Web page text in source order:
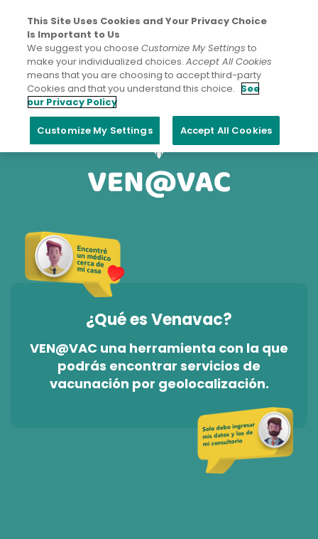
¿Qué es Venavac?
VEN@VAC una herramienta con la que
podrás encontrar servicios de
vacunación por geolocalización.
This Site Uses Cookies and Your Privacy Choice
Is Important to Us
We suggest you chooseCustomize My Settings to
make your individualized choices.Accept All Cookies
means that you are choosing to accept third-party
Cookies and that you understand this choice. See
our Privacy Policy
Customize My Settings Accept All Cookies